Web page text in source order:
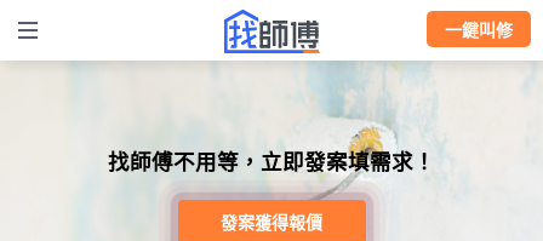
一鍵叫修
找師傅不用等，立即發案填需求！
發案獲得報價